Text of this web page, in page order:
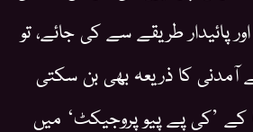
پائیدار طریقے سے کی جائے، تو
آمدنی کا ذریعہ بھی بن سکتی
’کی پے پیو پروجیکٹ‘ میں